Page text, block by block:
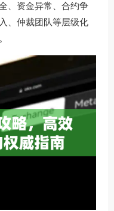
、资金异常、合约争
、仲裁团队等层级化